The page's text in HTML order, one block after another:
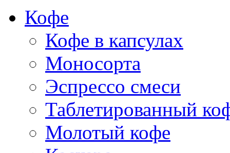
Кофе
Кофе в капсулах
Моносорта
Эспрессо смеси
Таблетированный
Молотый кофе